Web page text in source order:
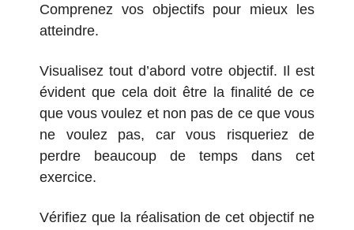
Comprenez vos objectifs pour mieux les
atteindre.
Visualisez tout d’abord votre objectif. Il est
évident que cela doit être la finalité de ce
que vous voulez et non pas de ce que vous
ne voulez pas, car vous risqueriez de
perdre beaucoup de temps dans cet
exercice.
Vérifiez que la réalisation de cet objectif ne